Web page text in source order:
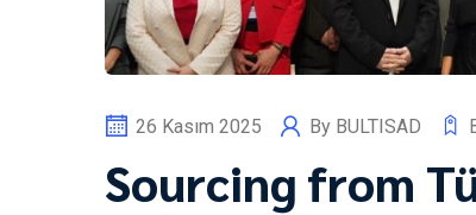
26 Kasım 2025 By BULTISAD
Sourcing from